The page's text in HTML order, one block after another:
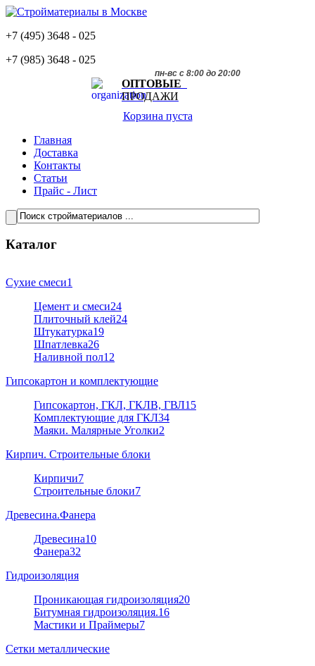
+7 (495) 3648 - 025
+7 (985) 3648 - 025
пн-вс с 8:00 до 20:00
ОПТОВЫЕ
ПРОДАЖИ
Корзина пуста
Главная
Доставка
Контакты
Статьи
Прайс - Лист
Каталог
Сухие смеси1
Цемент и смеси24
Плиточный клей24
Штукатурка19
Шпатлевка26
Наливной пол12
Гипсокартон и комплектующие
Гипсокартон, ГКЛ, ГКЛВ, ГВЛ15
Комплектующие для ГКЛ34
Маяки. Малярные Уголки2
Кирпич. Строительные блоки
Кирпичи7
Строительные блоки7
Древесина.Фанера
Древесина10
Фанера32
Гидроизоляция
Проникающая гидроизоляция20
Битумная гидроизоляция.16
Мастики и Праймеры7
Сетки металлические